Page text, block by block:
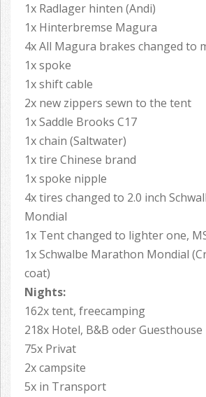
1x Radlager hinten (Andi)
1x Hinterbremse Magura
4x All Magura brakes changed to
1x spoke
1x shift cable
2x new zippers sewn to the tent
1x Saddle Brooks C17
1x chain (Saltwater)
1x tire Chinese brand
1x spoke nipple
4x tires changed to 2.0 inch
Mondial
1x Tent changed to lighter one,
1x Schwalbe Marathon Mondial
coat)
Nights:
162x tent, freecamping
218x Hotel, B&B oder Guesthouse
75x Privat
2x campsite
5x in Transport